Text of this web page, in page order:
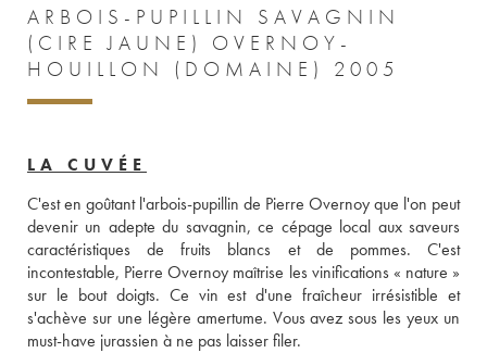
ARBOIS-PUPILLIN SAVAGNIN
(CIRE JAUNE) OVERNOY-
HOUILLON (DOMAINE) 2005
LA CUVÉE
C'est en goûtant l'arbois-pupillin de Pierre Overnoy que l'on peut
devenir un adepte du savagnin, ce cépage local aux saveurs
caractéristiques de fruits blancs et de pommes. C'est
incontestable, Pierre Overnoy maîtrise les vinifications « nature »
sur le bout doigts. Ce vin est d'une fraîcheur irrésistible et
s'achève sur une légère amertume. Vous avez sous les yeux un
must-have jurassien à ne pas laisser filer.